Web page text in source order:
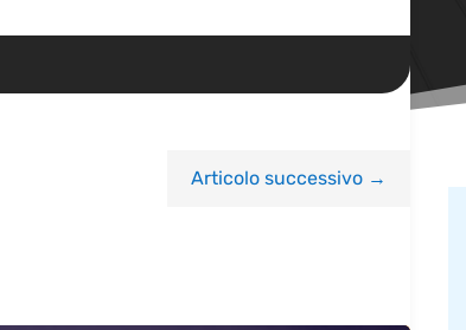
Articolo successivo→